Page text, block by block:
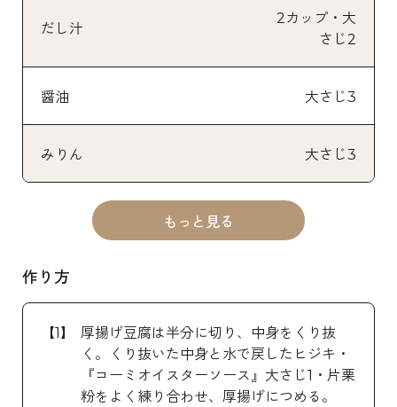
だし汁
2カップ・大
さじ2
醤油 大さじ3
みりん 大さじ3
もっと見る
作り方
厚揚げ豆腐は半分に切り、中身をくり抜
く。くり抜いた中身と水で戻したヒジキ・
『コーミオイスターソース』大さじ1・片栗
粉をよく練り合わせ、厚揚げにつめる。